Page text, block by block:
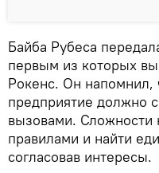
Байба Рубеса
первым из которых
Рокенс. Он напомнил,
предприятие должно
вызовами.
правилами и найти
согласовав интересы.